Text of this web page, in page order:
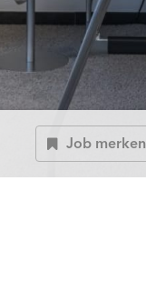
Job merken